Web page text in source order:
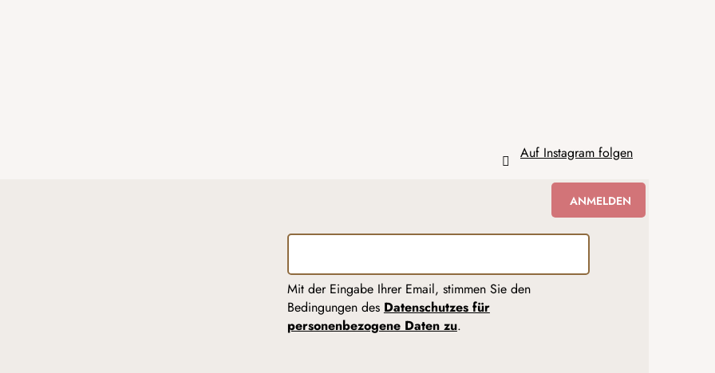
Auf Instagram folgen
Mit der Eingabe Ihrer Email, stimmen Sie den
Bedingungen des Datenschutzes für
personenbezogene Daten zu.
ANMELDEN